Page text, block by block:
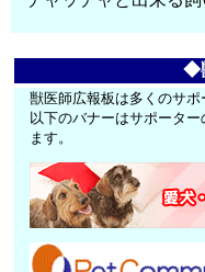
◆
獣医師広報板は多くのサポ
以下のバナーはサポータ
ます。